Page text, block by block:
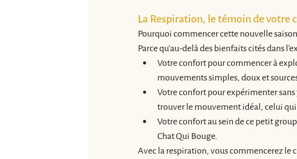
La Respiration, le témoin de votre
Pourquoi commencer cette nouvelle
Parce qu'au-delà des bienfaits cités dans
Votre confort pour commencer à
mouvements simples, doux et
Votre confort pour expérimenter
trouver le mouvement idéal, celui
Votre confort au sein de ce petit
Chat Qui Bouge.
Avec la respiration, vous commencerez le